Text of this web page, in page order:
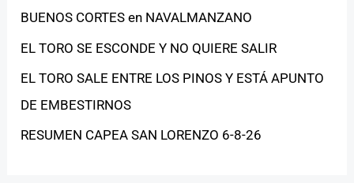
BUENOS CORTES en NAVALMANZANO
EL TORO SE ESCONDE Y NO QUIERE SALIR
EL TORO SALE ENTRE LOS PINOS Y ESTÁ APUNTO
DE EMBESTIRNOS
RESUMEN CAPEA SAN LORENZO 6-8-26